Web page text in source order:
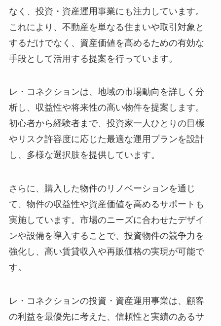
なく、投資・資産運用事業にも注力しています。
これにより、不動産を単なる住まいや取引対象と
するだけでなく、資産価値を高めるための有効な
手段として活用する提案を行っています。
レ・コネクションは、地域の市場動向を詳しく分
析し、収益性や将来性の高い物件を提案します。
初心者から経験者まで、投資家一人ひとりの目標
やリスク許容度に応じた最適な運用プランを設計
し、多様な選択肢を提供しています。
さらに、購入した物件のリノベーションを通じ
て、物件の収益性や資産価値を高めるサポートも
実施しています。市場のニーズに合わせたデザイ
ンや設備を導入することで、投資物件の競争力を
強化し、高い賃貸収入や再販価格の実現が可能で
す。
レ・コネクションの投資・資産運用事業は、顧客
の利益を最優先に考えた、信頼性と実績のあるサ